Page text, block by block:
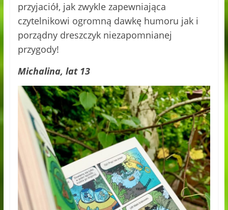
przyjaciół, jak zwykle zapewniająca
czytelnikowi ogromną dawkę humoru jak i
porządny dreszczyk niezapomnianej
przygody!
Michalina, lat 13